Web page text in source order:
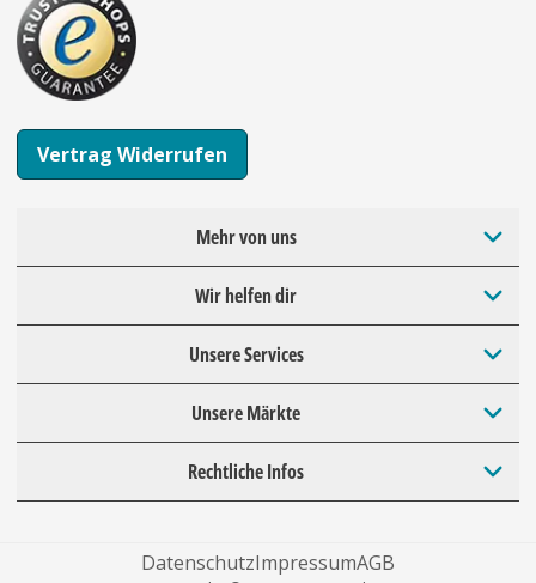
Vertrag Widerrufen
Mehr von uns
Wir helfen dir
Unsere Services
Unsere Märkte
Rechtliche Infos
DatenschutzImpressumAGB